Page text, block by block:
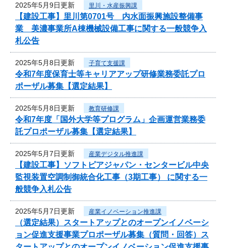
2025年5月9日更新 里川・水産振興課
【建設工事】里川第0701号 内水面振興施設整備事
業 美濃事業所A棟機械設備工事に関する一般競争入
札公告
2025年5月8日更新 子育て支援課
令和7年度保育士等キャリアアップ研修業務委託プロ
ポーザル募集【選定結果】
2025年5月8日更新 教育研修課
令和7年度「国外大学等プログラム」企画運営業務委
託プロポーザル募集【選定結果】
2025年5月7日更新 産業デジタル推進課
【建設工事】ソフトピアジャパン・センタービル中央
監視装置空調制御統合化工事（3期工事） に関する一
般競争入札公告
2025年5月7日更新 産業イノベーション推進課
（選定結果）スタートアップとのオープンイノベーシ
ョン促進支援事業プロポーザル募集（質問・回答）ス